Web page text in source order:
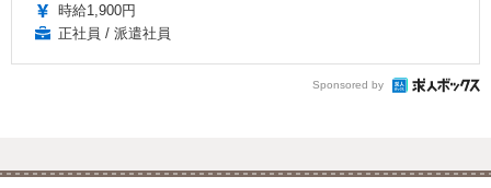
時給1,900円
正社員 / 派遣社員
Sponsored by